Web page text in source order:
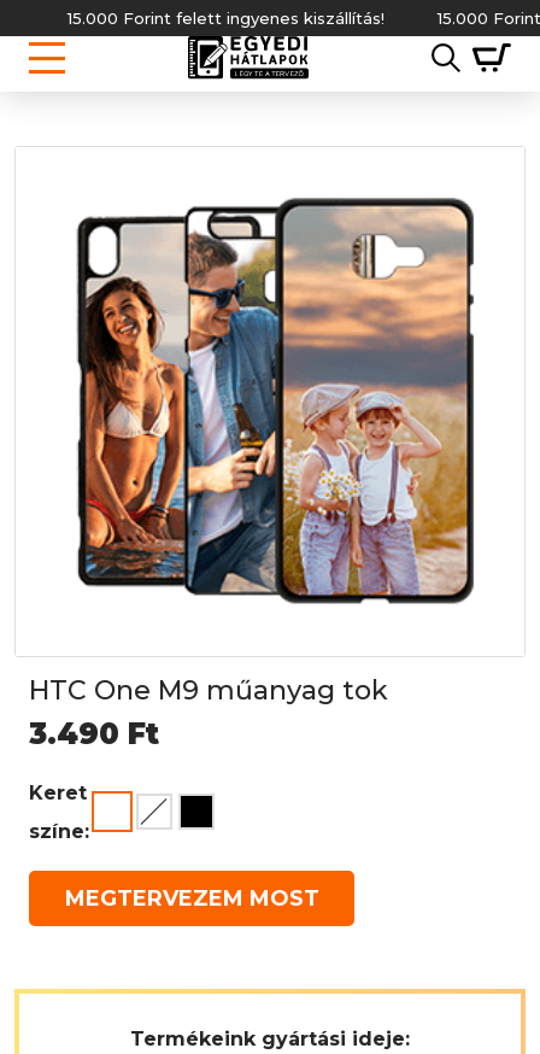
15.000 Forint felett ingyenes kiszállítás! 15.000 Forint
HTC One M9 műanyag tok
3.490 Ft
Keret
színe:
MEGTERVEZEM MOST
Termékeink gyártási ideje: